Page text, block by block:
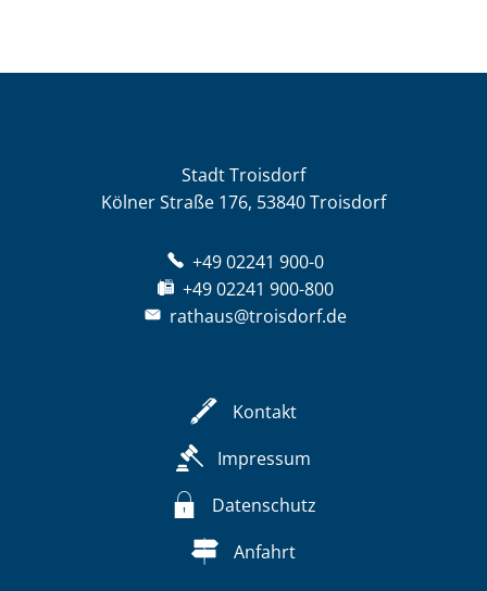
Stadt Troisdorf
Kölner Straße 176, 53840 Troisdorf
+49 02241 900-0
+49 02241 900-800
rathaus@troisdorf.de
Kontakt
Impressum
Datenschutz
Anfahrt